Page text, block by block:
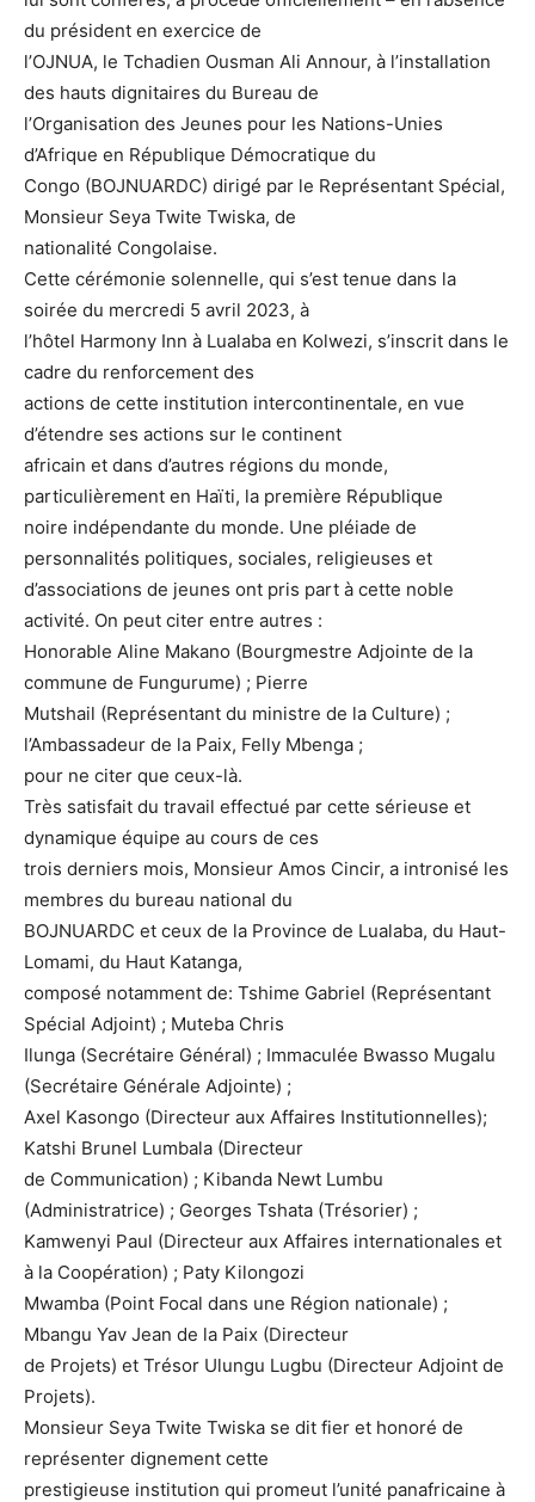
du président en exercice de
l’OJNUA, le Tchadien Ousman Ali Annour, à l’installation
des hauts dignitaires du Bureau de
l’Organisation des Jeunes pour les Nations-Unies
d’Afrique en République Démocratique du
Congo (BOJNUARDC) dirigé par le Représentant Spécial,
Monsieur Seya Twite Twiska, de
nationalité Congolaise.
Cette cérémonie solennelle, qui s’est tenue dans la
soirée du mercredi 5 avril 2023, à
l’hôtel Harmony Inn à Lualaba en Kolwezi, s’inscrit dans le
cadre du renforcement des
actions de cette institution intercontinentale, en vue
d’étendre ses actions sur le continent
africain et dans d’autres régions du monde,
particulièrement en Haïti, la première République
noire indépendante du monde. Une pléiade de
personnalités politiques, sociales, religieuses et
d’associations de jeunes ont pris part à cette noble
activité. On peut citer entre autres :
Honorable Aline Makano (Bourgmestre Adjointe de la
commune de Fungurume) ; Pierre
Mutshail (Représentant du ministre de la Culture) ;
l’Ambassadeur de la Paix, Felly Mbenga ;
pour ne citer que ceux-là.
Très satisfait du travail effectué par cette sérieuse et
dynamique équipe au cours de ces
trois derniers mois, Monsieur Amos Cincir, a intronisé les
membres du bureau national du
BOJNUARDC et ceux de la Province de Lualaba, du Haut-
Lomami, du Haut Katanga,
composé notamment de: Tshime Gabriel (Représentant
Spécial Adjoint) ; Muteba Chris
Ilunga (Secrétaire Général) ; Immaculée Bwasso Mugalu
(Secrétaire Générale Adjointe) ;
Axel Kasongo (Directeur aux Affaires Institutionnelles);
Katshi Brunel Lumbala (Directeur
de Communication) ; Kibanda Newt Lumbu
(Administratrice) ; Georges Tshata (Trésorier) ;
Kamwenyi Paul (Directeur aux Affaires internationales et
à la Coopération) ; Paty Kilongozi
Mwamba (Point Focal dans une Région nationale) ;
Mbangu Yav Jean de la Paix (Directeur
de Projets) et Trésor Ulungu Lugbu (Directeur Adjoint de
Projets).
Monsieur Seya Twite Twiska se dit fier et honoré de
représenter dignement cette
prestigieuse institution qui promeut l’unité panafricaine à